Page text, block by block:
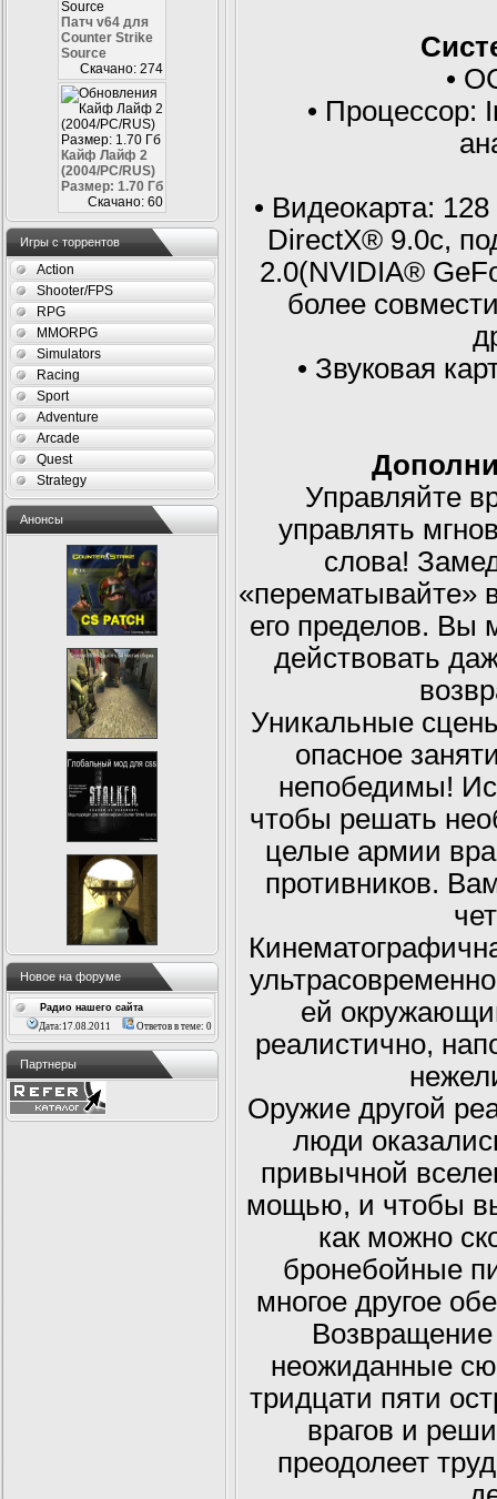
Патч v64 для
Counter Strike
Source
Скачано: 274
Кайф Лайф 2
(2004/PC/RUS)
Размер: 1.70 Гб
Скачано: 60
Игры с торрентов
Action
Shooter/FPS
RPG
MMORPG
Simulators
Racing
Sport
Adventure
Arcade
Quest
Strategy
Анонсы
Новое на форуме
Радио нашего сайта
Дата:17.08.2011
Ответов в теме: 0
Партнеры
•
• Процессор:
• Видеокарта:
DirectX® 9.0c,
2.0(NVIDIA®
более
• Звуковая
Управляйте
управлять
слова!
«перематывайте»
его пределов. Вы
действовать
Уникальные
опасное
непобедимы!
чтобы решать
целые армии
противников.
ей
реалистично,
Оружие другой
люди
привычной
мощью, и чтобы
как можно
бронебойные
многое другое
неожиданные
тридцати пяти
врагов и
преодолеет